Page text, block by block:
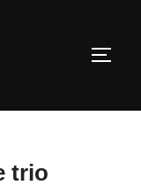
trio